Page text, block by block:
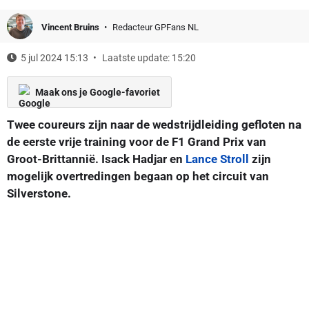
Vincent Bruins Redacteur GPFans NL
5 jul 2024 15:13 Laatste update: 15:20
Maak ons je Google-favoriet
Twee coureurs zijn naar de wedstrijdleiding gefloten na
de eerste vrije training voor de F1 Grand Prix van
Groot-Brittannië. Isack Hadjar en Lance Stroll zijn
mogelijk overtredingen begaan op het circuit van
Silverstone.